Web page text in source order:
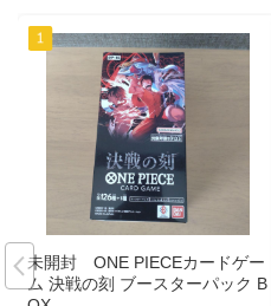
未開封 ONE PIECEカードゲー
ム 決戦の刻 ブースターパック B